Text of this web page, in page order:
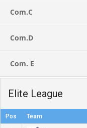
Com.C
Com.D
Com. E
Elite League
Pos Team